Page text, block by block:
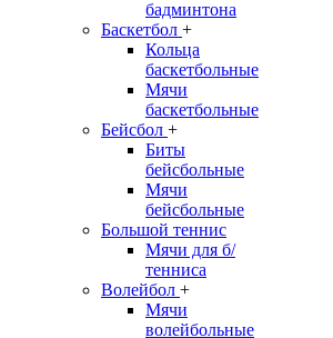
бадминтона
Баскетбол +
Кольца
баскетбольные
Мячи
баскетбольные
Бейсбол +
Биты
бейсбольные
Мячи
бейсбольные
Большой теннис
Мячи для б/
тенниса
Волейбол +
Мячи
волейбольные